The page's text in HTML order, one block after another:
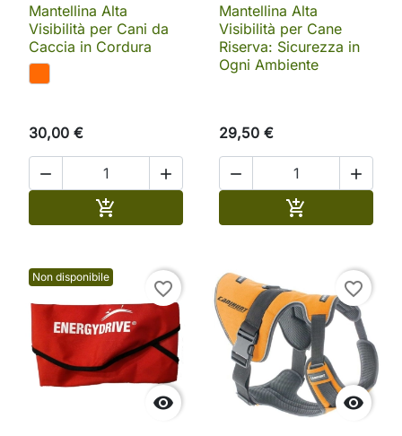
Mantellina Alta
Visibilità per Cani da
Caccia in Cordura
30,00 €
 

Mantellina Alta
Visibilità per Cane
Riserva: Sicurezza in
Ogni Ambiente
29,50 €
 

Non disponibile

favorite_border

favorite_border